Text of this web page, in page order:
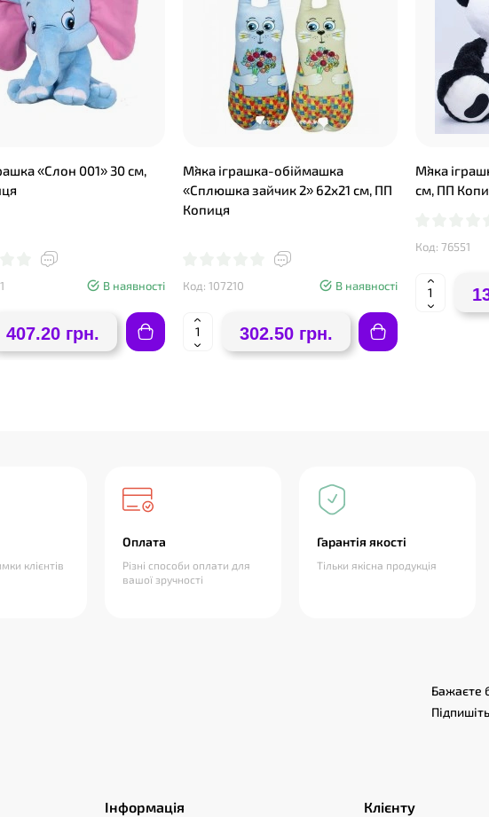
«Слон 001» 30 см,
В наявності
407.20 грн.
М`яка іграшка-обіймашка
«Сплюшка зайчик 2» 62х21 см, ПП
Копиця
Код: 107210 В наявності
302.50 грн.
М`яка
см, ПП
Код: 76551
клієнтів
Оплата
Різні способи оплати для
вашої зручності
Гарантія якості
Тільки якісна продукція
Бажаєте
Інформація Клієнту